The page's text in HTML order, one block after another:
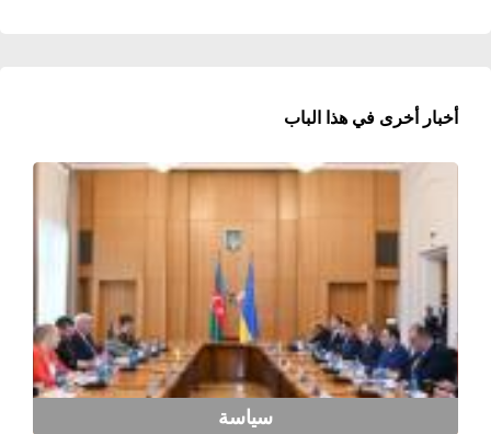
أخبار أخرى في هذا الباب
سياسة